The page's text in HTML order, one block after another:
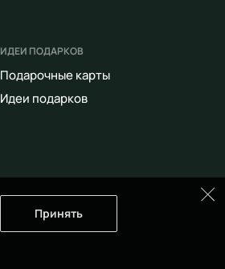
Принять
ИДЕИ ПОДАРКОВ
Подарочные карты
Идеи подарков